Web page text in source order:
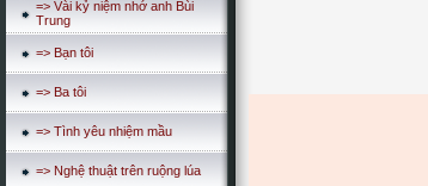
=> Vài kỷ niệm nhớ anh Bùi
Trung
=> Bạn tôi
=> Ba tôi
=> Tình yêu nhiệm mầu
=> Nghệ thuật trên ruộng lúa